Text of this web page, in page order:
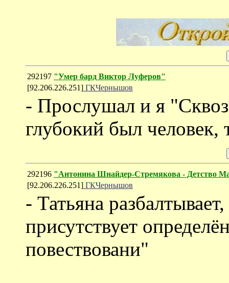
292197 "Умер бард Виктор Луферов"
[92.206.226.251] ГКЧернышов
- Прослушал и я
глубокий был человек,
292196 "Антонина Шнайдер-Стремякова - Детство
[92.206.226.251] ГКЧернышов
- Татьяна
присутствует
повествовани"